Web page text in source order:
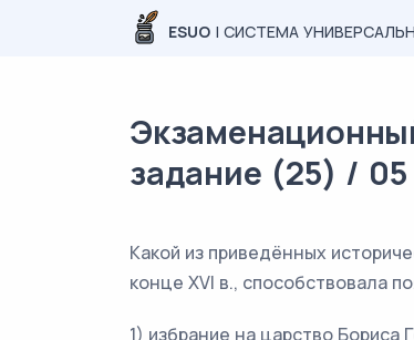
ESUO | СИСТЕМА
задание (25) / 05
Какой из приведённых
конце XVI в., способствовала
1) избрание на царство Бориса